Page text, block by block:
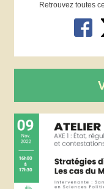
Retrouvez toutes